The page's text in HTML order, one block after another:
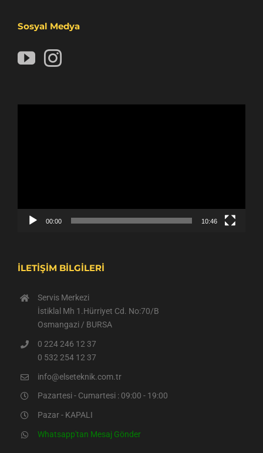
Sosyal Medya
00:00 10:46
İLETİŞİM BİLGİLERİ
Servis Merkezi
İstiklal Mh 1.Hürriyet Cd. No:70/B
Osmangazi / BURSA
0 224 246 12 37
0 532 254 12 37
info@elseteknik.com.tr
Pazartesi - Cumartesi : 09:00 - 19:00
Pazar - KAPALI
Whatsapp'tan Mesaj Gönder